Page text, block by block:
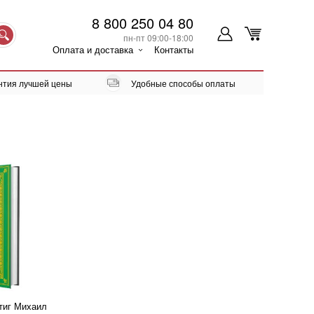
8 800 250 04 80
пн-пт 09:00-18:00
Оплата и доставка Контакты
лучшей цены Удобные способы оплаты
Михаил